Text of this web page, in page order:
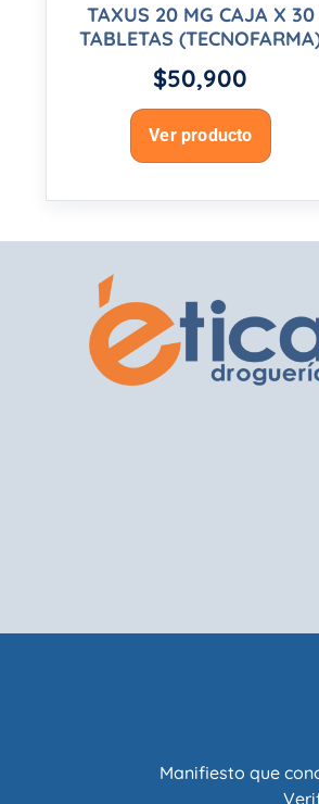
TAXUS 20 MG CAJA X 30
TABLETAS
$50,900
Ver producto
Manifiesto que